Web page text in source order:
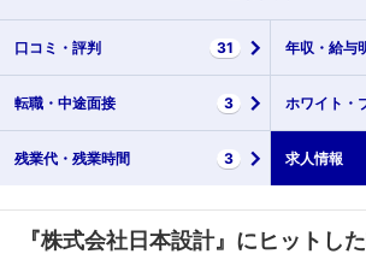
口コミ・ 評判 31 年収・ 給与
転職・ 中途面接 3 ホワイト・
残業代・ 残業時間 3 求人情報
『株式会社日本設計』にヒットし